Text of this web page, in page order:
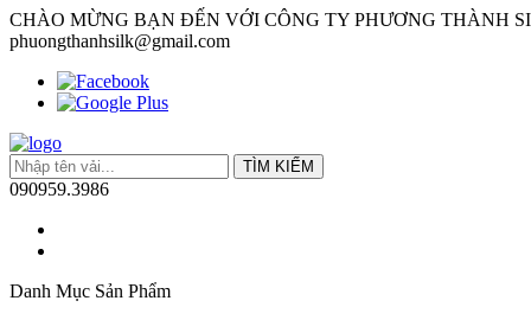
CHÀO MỪNG BẠN ĐẾN VỚI CÔNG TY PHƯƠNG THÀNH
phuongthanhsilk@gmail.com
TÌM KIẾM
090959.3986
Danh Mục Sản Phẩm